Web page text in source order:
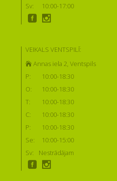
Sv:
10:00-17:00
VEIKALS VENTSPILĪ:
Annas iela 2, Ventspils
P:
10:00-18:30
O:
10:00-18:30
T:
10:00-18:30
C:
10:00-18:30
P:
10:00-18:30
Se:
10:00-15:00
Sv:
Nestrādājam